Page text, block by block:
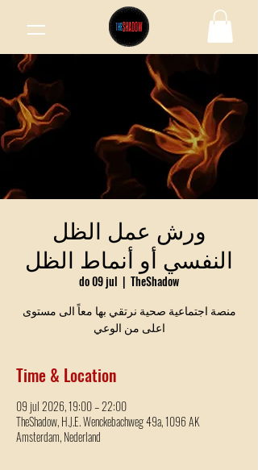
ورش عمل الظل
النفسي أو أنماط الظل
do 09 jul
  |
TheShadow
منصة اجتماعية صحية نرتقي بها معاً الى مستوى
اعلى من الوعي
Time & Location
09 jul 2026, 19:00 – 22:00
TheShadow, H.J.E. Wenckebachweg 49a, 1096 AK
Amsterdam, Nederland